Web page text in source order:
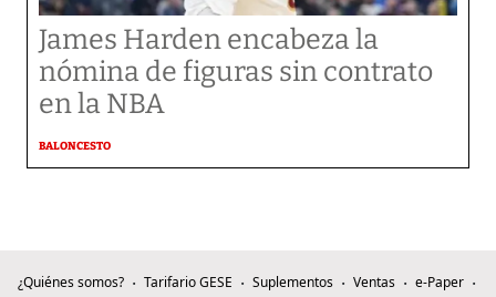
James Harden encabeza la
nómina de figuras sin contrato
en la NBA
BALONCESTO
¿Quiénes somos? Tarifario GESE Suplementos Ventas
e-Paper